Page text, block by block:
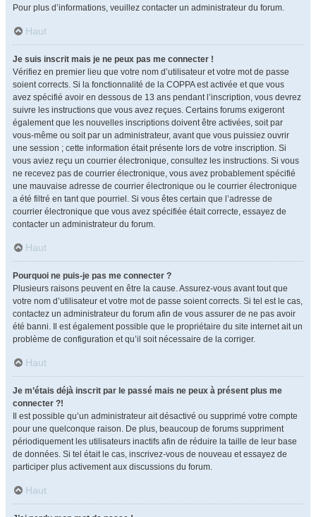
Pour plus d’informations, veuillez contacter un administrateur du forum.
Haut
Je suis inscrit mais je ne peux pas me connecter !
Vérifiez en premier lieu que votre nom d’utilisateur et votre mot de passe
soient corrects. Si la fonctionnalité de la COPPA est activée et que vous
avez spécifié avoir en dessous de 13 ans pendant l’inscription, vous devrez
suivre les instructions que vous avez reçues. Certains forums exigeront
également que les nouvelles inscriptions doivent être activées, soit par
vous-même ou soit par un administrateur, avant que vous puissiez ouvrir
une session ; cette information était présente lors de votre inscription. Si
vous aviez reçu un courrier électronique, consultez les instructions. Si vous
ne recevez pas de courrier électronique, vous avez probablement spécifié
une mauvaise adresse de courrier électronique ou le courrier électronique
a été filtré en tant que pourriel. Si vous êtes certain que l’adresse de
courrier électronique que vous avez spécifiée était correcte, essayez de
contacter un administrateur du forum.
Haut
Pourquoi ne puis-je pas me connecter ?
Plusieurs raisons peuvent en être la cause. Assurez-vous avant tout que
votre nom d’utilisateur et votre mot de passe soient corrects. Si tel est le cas,
contactez un administrateur du forum afin de vous assurer de ne pas avoir
été banni. Il est également possible que le propriétaire du site internet ait un
problème de configuration et qu’il soit nécessaire de la corriger.
Haut
Je m’étais déjà inscrit par le passé mais ne peux à présent plus me
connecter ?!
Il est possible qu’un administrateur ait désactivé ou supprimé votre compte
pour une quelconque raison. De plus, beaucoup de forums suppriment
périodiquement les utilisateurs inactifs afin de réduire la taille de leur base
de données. Si tel était le cas, inscrivez-vous de nouveau et essayez de
participer plus activement aux discussions du forum.
Haut